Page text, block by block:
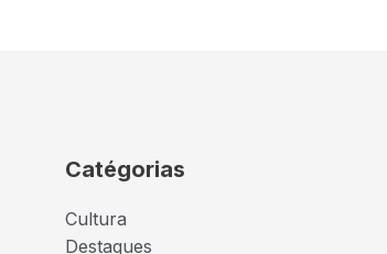
Catégorias
Cultura
Destaques